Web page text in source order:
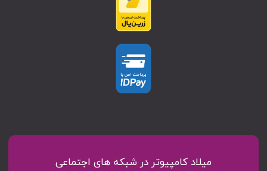
میلاد کامپیوتر در شبکه های اجتماعی